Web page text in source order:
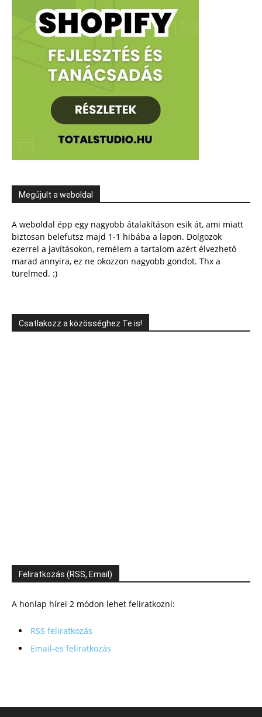
Megújult a weboldal
A weboldal épp egy nagyobb átalakításon esik át, ami miatt
biztosan belefutsz majd 1-1 hibába a lapon. Dolgozok
ezerrel a javításokon, remélem a tartalom azért élvezhető
marad annyira, ez ne okozzon nagyobb gondot. Thx a
türelmed. :)
Csatlakozz a közösséghez Te is!
Feliratkozás (RSS, Email)
A honlap hírei 2 módon lehet feliratkozni:
RSS feliratkozás
Email-es feliratkozás